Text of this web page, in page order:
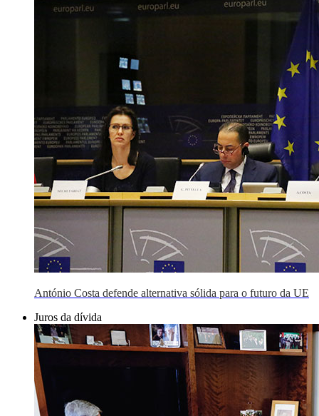
António Costa defende alternativa sólida para o futuro da UE
Juros da dívida